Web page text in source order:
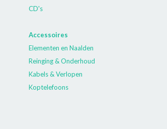
CD's
Accessoires
Elementen en Naalden
Reinging & Onderhoud
Kabels & Verlopen
Koptelefoons